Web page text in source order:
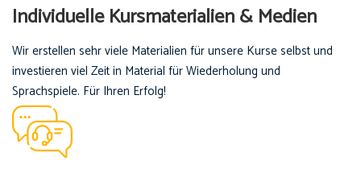
Individuelle Kursmaterialien & Medien
Wir erstellen sehr viele Materialien für unsere Kurse selbst und
investieren viel Zeit in Material für Wiederholung und
Sprachspiele. Für Ihren Erfolg!